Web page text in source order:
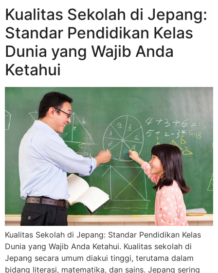
Kualitas Sekolah di Jepang:
Standar Pendidikan Kelas
Dunia yang Wajib Anda
Ketahui
Kualitas Sekolah di Jepang: Standar Pendidikan Kelas
Dunia yang Wajib Anda Ketahui. Kualitas sekolah di
Jepang secara umum diakui tinggi, terutama dalam
bidang literasi, matematika, dan sains. Jepang sering